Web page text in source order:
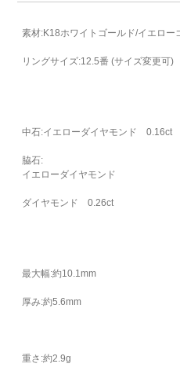
素材:K18ホワイトゴールド/イエロー
リングサイズ:12.5番 (サイズ変更可)
中石:イエローダイヤモンド 0.16ct
脇石:
イエローダイヤモンド
ダイヤモンド 0.26ct
最大幅:約10.1mm
厚み:約5.6mm
重さ:約2.9g